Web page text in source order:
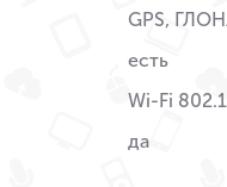
GPS,
есть
Wi-Fi
да